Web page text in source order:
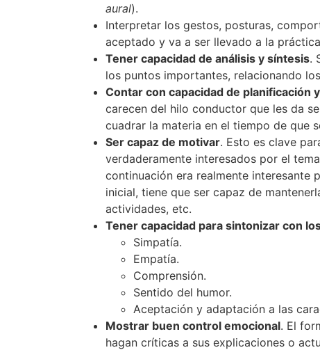
aural).
Interpretar los gestos, posturas,
aceptado y va a ser llevado a la
Tener capacidad de análisis y síntesis.
los puntos importantes, relacionando
Contar con capacidad de planificación
carecen del hilo conductor que les da
cuadrar la materia en el tiempo de que
Ser capaz de motivar. Esto es clave
verdaderamente interesados por el
continuación era realmente interesante
inicial, tiene que ser capaz de
actividades, etc.
Tener capacidad para sintonizar con
Simpatía.
Empatía.
Comprensión.
Sentido del humor.
Aceptación y adaptación a las
Mostrar buen control emocional. El
hagan críticas a sus explicaciones o